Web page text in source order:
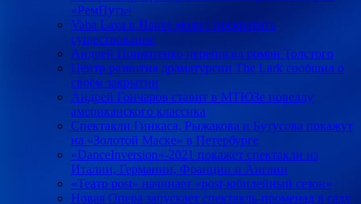
«РемПуть»
Vaba Lava в Нарве может прекратить
существование
Андрей Прикотенко переписал роман Толстого
Центр развития драматургии The Lark сообщил о
своём закрытии
Андрей Гончаров ставит в МТЮЗе новеллу
американского классика
Спектакли Гинкаса, Рыжакова и Бутусова покажут
на «Золотой Маске» в Петербурге
«DanceInversion»-2021 покажет спектакли из
Италии, Германии, Франции и Англии
«Театр post» начинает «post-юбилейный сезон»
Новая Опера запускает спектакль-променад в саду